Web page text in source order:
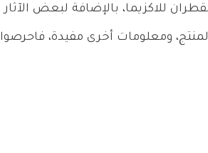
للاكزيما، بالإضافة لبعض الآثار
ومعلومات أخرى مفيدة، فاحرصوا